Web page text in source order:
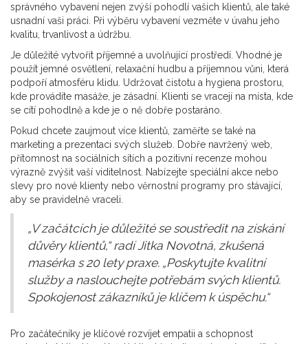
správného vybavení nejen zvýší pohodlí vašich klientů, ale také
usnadní vaši práci. Při výběru vybavení vezměte v úvahu jeho
kvalitu, trvanlivost a údržbu.
Je důležité vytvořit příjemné a uvolňující prostředí. Vhodné je
použít jemné osvětlení, relaxační hudbu a příjemnou vůni, která
podpoří atmosféru klidu. Udržovat čistotu a hygiena prostoru,
kde provádíte masáže, je zásadní. Klienti se vracejí na místa, kde
se cítí pohodlně a kde je o ně dobře postaráno.
Pokud chcete zaujmout více klientů, zaměřte se také na
marketing a prezentaci svých služeb. Dobře navržený web,
přítomnost na sociálních sítích a pozitivní recenze mohou
výrazně zvýšit vaší viditelnost. Nabízejte speciální akce nebo
slevy pro nové klienty nebo věrnostní programy pro stávající,
aby se pravidelně vraceli.
„V začátcích je důležité se soustředit na získání
důvěry klientů,“ radí Jitka Novotná, zkušená
masérka s 20 lety praxe. „Poskytujte kvalitní
služby a naslouchejte potřebám svých klientů.
Spokojenost zákazníků je klíčem k úspěchu.“
Pro začátečníky je klíčové rozvíjet empatii a schopnost